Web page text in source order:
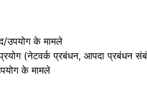
उपयोग के मामले
(नेटवर्क प्रबंधन, आपदा प्रबंधन
के मामले